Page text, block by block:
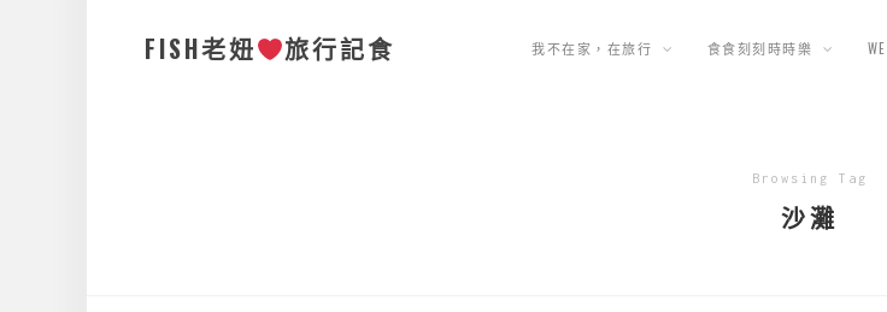
FISH老妞 旅行記食 我不在家，在旅行 食食刻刻時時樂
Browsing Tag
沙灘